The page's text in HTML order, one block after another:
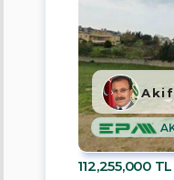
112,255,000 TL
Akif